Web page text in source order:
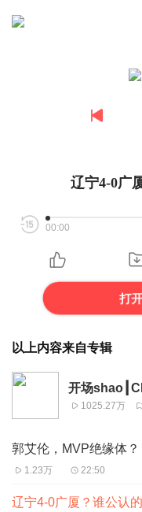
辽宁4-0广
00:00
打
以上内容来自专辑
开场
1025.27万
郭艾伦，MVP绝缘体？
1.23万 22:50
辽宁4-0广厦？谁公认的